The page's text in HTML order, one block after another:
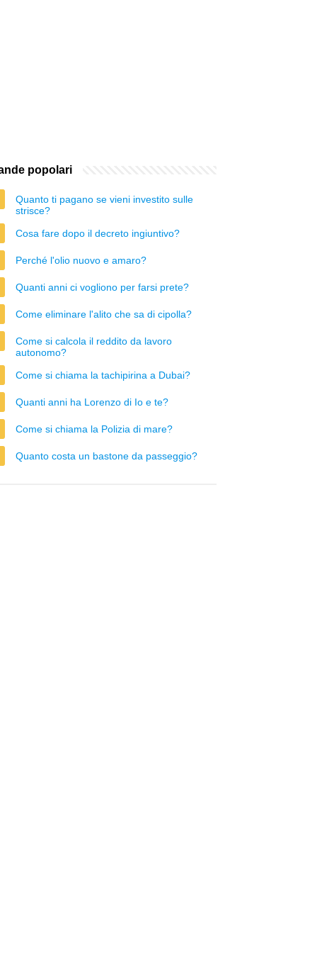
popolari
Quanto ti pagano se vieni investito sulle
strisce?
Cosa fare dopo il decreto ingiuntivo?
Perché l'olio nuovo e amaro?
Quanti anni ci vogliono per farsi prete?
Come eliminare l'alito che sa di cipolla?
Come si calcola il reddito da lavoro
autonomo?
Come si chiama la tachipirina a Dubai?
Quanti anni ha Lorenzo di Io e te?
Come si chiama la Polizia di mare?
Quanto costa un bastone da passeggio?